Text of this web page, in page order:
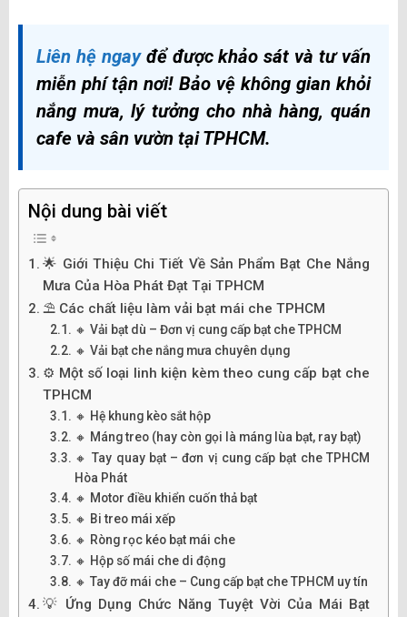
Liên hệ ngayđể được khảo sát và tư vấn
miễn phí tận nơi! Bảo vệ không gian khỏi
nắng mưa, lý tưởng cho nhà hàng, quán
cafe và sân vườn tại TPHCM.
Nội dung bài viết
🌟 Giới Thiệu Chi Tiết Về Sản Phẩm Bạt Che Nắng
Mưa Của Hòa Phát Đạt Tại TPHCM
⛱️ Các chất liệu làm vải bạt mái che TPHCM
🔸 Vải bạt dù – Đơn vị cung cấp bạt che TPHCM
🔸 Vải bạt che nắng mưa chuyên dụng
⚙️ Một số loại linh kiện kèm theo cung cấp bạt che
TPHCM
🔸 Hệ khung kèo sắt hộp
🔸 Máng treo (hay còn gọi là máng lùa bạt, ray bạt)
🔸 Tay quay bạt – đơn vị cung cấp bạt che TPHCM
Hòa Phát
🔸 Motor điều khiển cuốn thả bạt
🔸 Bi treo mái xếp
🔸 Ròng rọc kéo bạt mái che
🔸 Hộp số mái che di động
🔸 Tay đỡ mái che – Cung cấp bạt che TPHCM uy tín
💡 Ứng Dụng Chức Năng Tuyệt Vời Của Mái Bạt